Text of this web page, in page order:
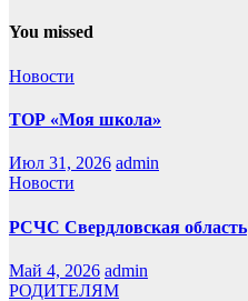
You missed
Новости
ТОР «Моя школа»
Июл 31, 2026 admin
Новости
РСЧС Свердловская область
Май 4, 2026 admin
РОДИТЕЛЯМ